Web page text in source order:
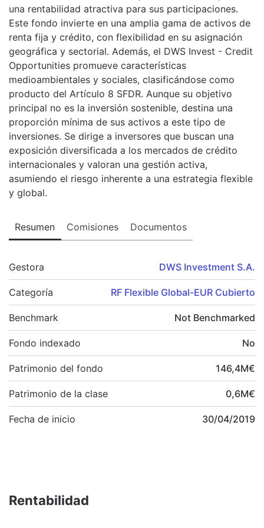
una rentabilidad atractiva para sus participaciones.
Este fondo invierte en una amplia gama de activos de
renta fija y crédito, con flexibilidad en su asignación
geográfica y sectorial. Además, el DWS Invest - Credit
Opportunities promueve características
medioambientales y sociales, clasificándose como
producto del Artículo 8 SFDR. Aunque su objetivo
principal no es la inversión sostenible, destina una
proporción mínima de sus activos a este tipo de
inversiones. Se dirige a inversores que buscan una
exposición diversificada a los mercados de crédito
internacionales y valoran una gestión activa,
asumiendo el riesgo inherente a una estrategia flexible
y global.
Resumen Comisiones Documentos
Gestora DWS Investment S.A.
Categoría RF Flexible Global-EUR Cubierto
Benchmark Not Benchmarked
Fondo indexado No
Patrimonio del fondo 146,4M€
Patrimonio de la clase 0,6M€
Fecha de inicio 30/04/2019
Rentabilidad